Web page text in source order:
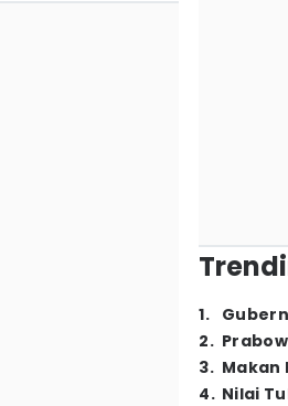
1.
2.
3. Makan
4. Nilai